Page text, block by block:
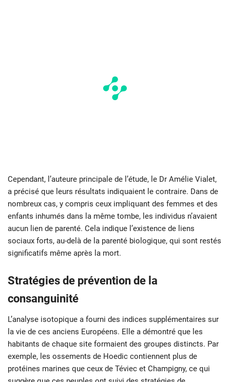
Cependant, l’auteure principale de l’étude, le Dr Amélie Vialet,
a précisé que leurs résultats indiquaient le contraire. Dans de
nombreux cas, y compris ceux impliquant des femmes et des
enfants inhumés dans la même tombe, les individus n’avaient
aucun lien de parenté. Cela indique l’existence de liens
sociaux forts, au-delà de la parenté biologique, qui sont restés
significatifs même après la mort.
Stratégies de prévention de la
consanguinité
L’analyse isotopique a fourni des indices supplémentaires sur
la vie de ces anciens Européens. Elle a démontré que les
habitants de chaque site formaient des groupes distincts. Par
exemple, les ossements de Hoedic contiennent plus de
protéines marines que ceux de Téviec et Champigny, ce qui